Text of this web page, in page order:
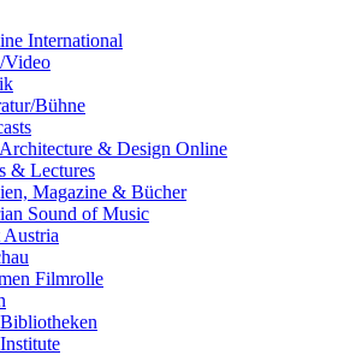
International
Video
Bühne
& Design Online
& Lectures
Magazine & Bücher
Sound of Music
Filmrolle